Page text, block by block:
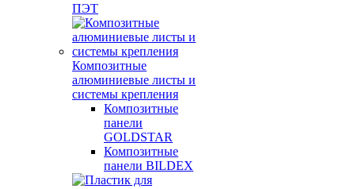
ПЭТ
Композитные
алюминиевые листы и
системы крепления
Композитные
панели
GOLDSTAR
Композитные
панели BILDEX